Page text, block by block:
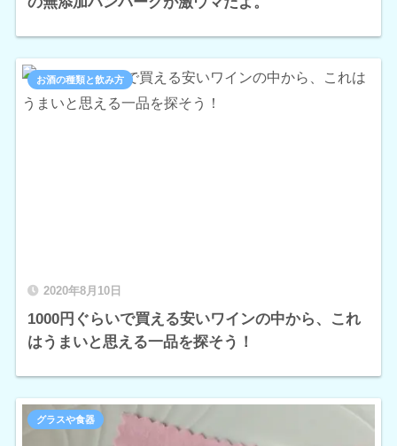
2020年8月10日
1000円ぐらいで買える安いワインの中から、これ
はうまいと思える一品を探そう！
お酒の種類と飲み方
グラスや食器